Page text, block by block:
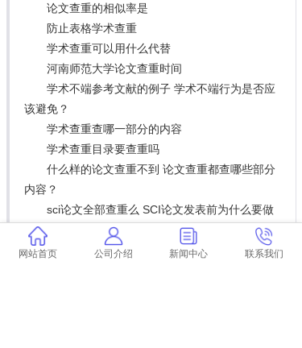
论文查重的相似率是
防止表格学术查重
学术查重可以用什么代替
河南师范大学论文查重时间
学术不端参考文献的例子 学术不端行为是否应
该避免？
学术查重查哪一部分的内容
学术查重目录要查重吗
什么样的论文查重不到 论文查重都查哪些部分
内容？
sci论文全部查重么 SCI论文发表前为什么要做
查重？
维普和学术查重步骤 维普查重和学术查重有什
网站首页 公司介绍 新闻中心 联系我们